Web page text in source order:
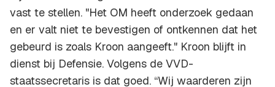
vast te stellen. "Het OM heeft onderzoek gedaan
en er valt niet te bevestigen of ontkennen dat het
gebeurd is zoals Kroon aangeeft." Kroon blijft in
dienst bij Defensie. Volgens de VVD-
staatssecretaris is dat goed. “Wij waarderen zijn